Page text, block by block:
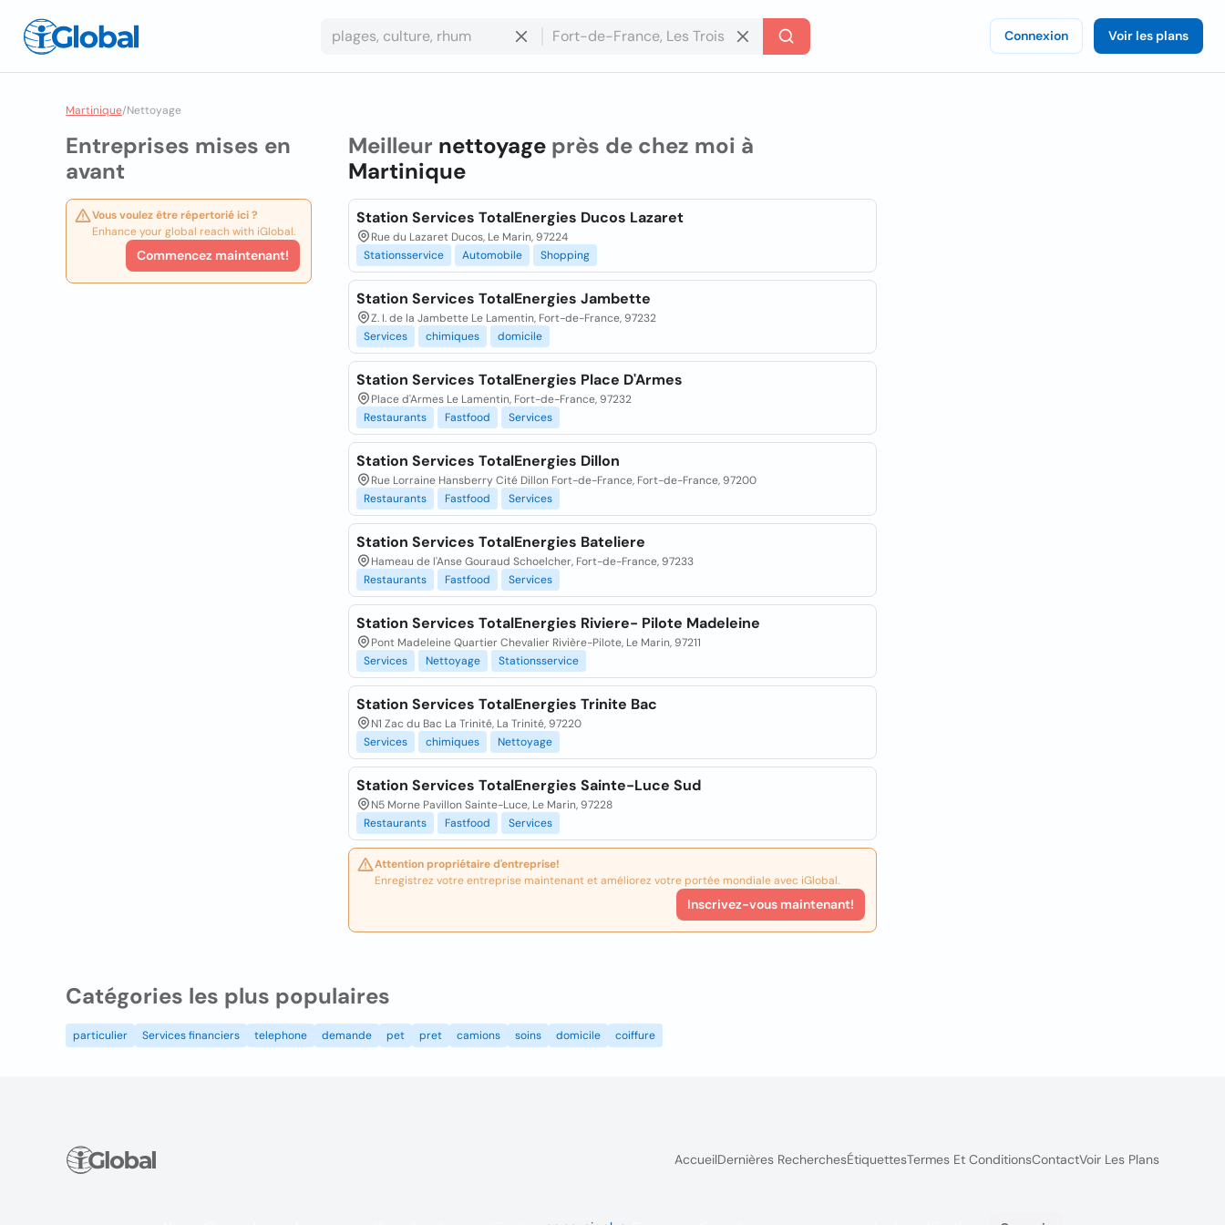
Connexion Voir les plans
Martinique/Nettoyage
Entreprises mises en
avant
Vous voulez être répertorié ici ?
Enhance your global reach with iGlobal.
Commencez maintenant!
Meilleur nettoyageprès de chez moi à
Martinique
Station Services TotalEnergies Ducos Lazaret
Rue du Lazaret Ducos, Le Marin, 97224
Stationsservice
Automobile Shopping
Station Services TotalEnergies Jambette
Z. I. de la Jambette Le Lamentin, Fort-de-France, 97232
Services
chimiques domicile
Station Services TotalEnergies Place D'Armes
Place d'Armes Le Lamentin, Fort-de-France, 97232
Restaurants
Fastfood Services
Station Services TotalEnergies Dillon
Rue Lorraine Hansberry Cité Dillon Fort-de-France, Fort-de-France, 97200
Restaurants
Fastfood Services
Station Services TotalEnergies Bateliere
Hameau de l'Anse Gouraud Schoelcher, Fort-de-France, 97233
Restaurants
Fastfood Services
Station Services TotalEnergies Riviere- Pilote Madeleine
Pont Madeleine Quartier Chevalier Rivière-Pilote, Le Marin, 97211
Services
Nettoyage Stationsservice
Station Services TotalEnergies Trinite Bac
N1 Zac du Bac La Trinité, La Trinité, 97220
Services
chimiques Nettoyage
Station Services TotalEnergies Sainte-Luce Sud
N5 Morne Pavillon Sainte-Luce, Le Marin, 97228
Restaurants
Fastfood Services
Attention propriétaire d'entreprise!
Enregistrez votre entreprise maintenant et améliorez votre portée mondiale avec iGlobal.
Inscrivez-vous maintenant!
Catégories les plus populaires
particulier Services financiers telephone demande pet pret camions soins domicile coiffure
AccueilDernières RecherchesÉtiquettesTermes Et ConditionsContactVoir Les Plans